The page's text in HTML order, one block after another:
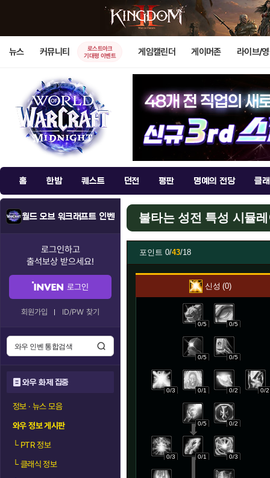
뉴스 커뮤니티
로스트아크
기대평 이벤트
게임캘린더 게이머존 라이브/
홈 한밤 퀘스트 던전 평판 명예의 전당 클
월드 오브 워크래프트 인벤
로그인하고
출석보상 받으세요!
로그인
회원가입 ID/PW 찾기
와우 화제 집중
정보 · 뉴스 모음
와우 정보 게시판
└PTR 정보
└클래식 정보
불타는 성전 특성 시뮬
포인트 0/43/18
신성 0
0/5 0/5
0/5 0/5
0/3 0/1 0/2 0/2
0/5 0/2
0/3 0/1 0/3